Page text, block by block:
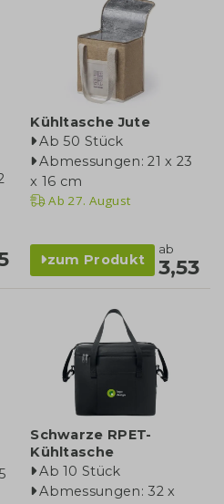
Kühltasche Jute
Ab 50 Stück
Abmessungen: 21 x 23
x 16 cm
Ab 27. August
zum Produkt
ab
3,53
Schwarze RPET-
Kühltasche
Ab 10 Stück
Abmessungen: 32 x